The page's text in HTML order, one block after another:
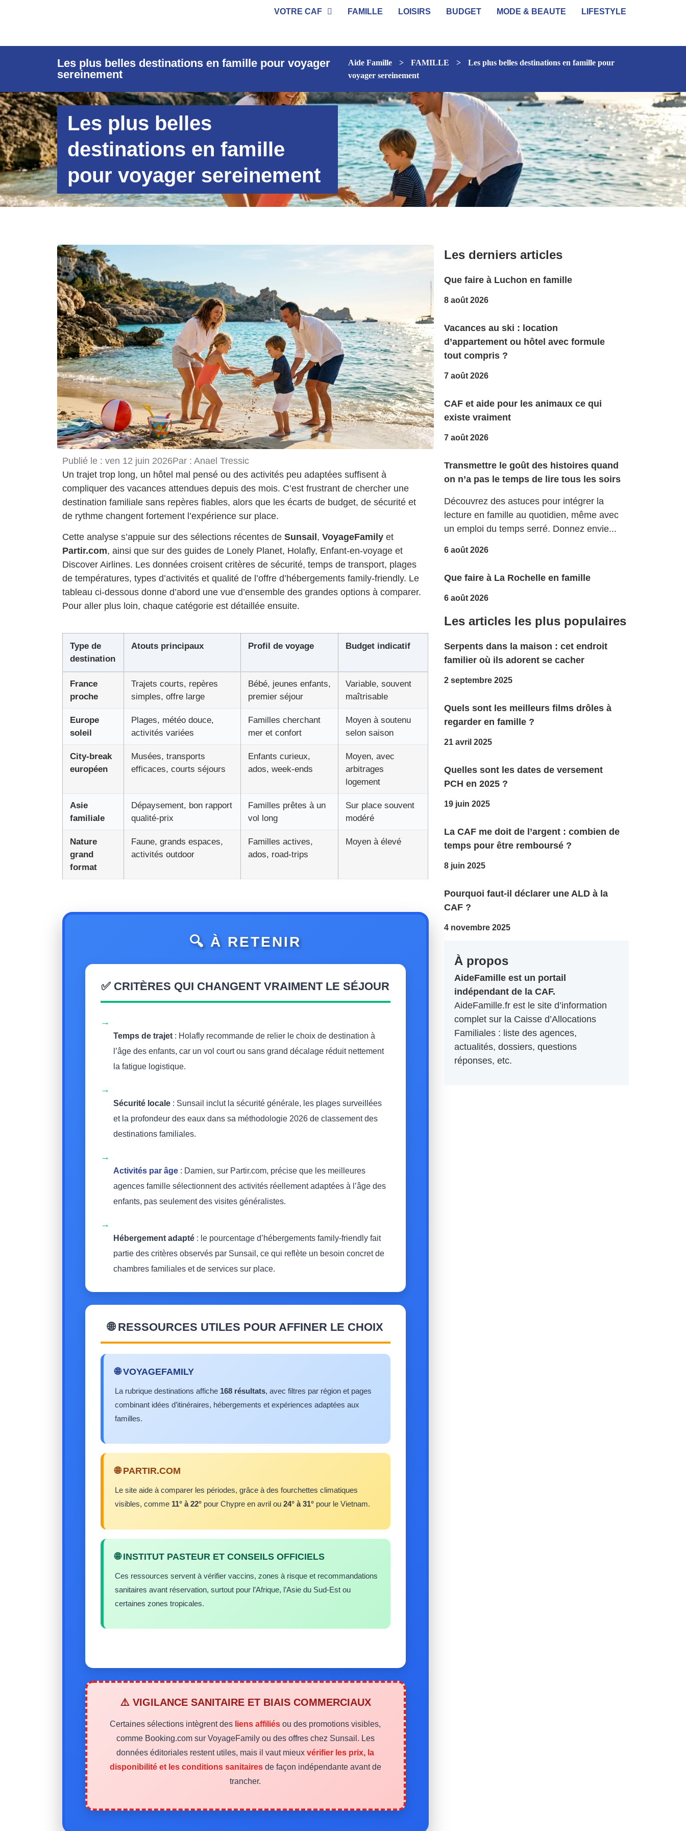
VOTRE CAF FAMILLE LOISIRS BUDGET MODE & BEAUTE LIFESTYLE
Les plus belles destinations en famille pour voyager
sereinement
Aide Famille > FAMILLE >
Les plus belles destinations en famille pour
voyager sereinement
Les plus belles
destinations en famille
pour voyager sereinement
Publié le : ven 12 juin 2026Par : Anael Tressic
Un trajet trop long, un hôtel mal pensé ou des activités peu adaptées suffisent à
compliquer des vacances attendues depuis des mois. C’est frustrant de chercher une
destination familiale sans repères fiables, alors que les écarts de budget, de sécurité et
de rythme changent fortement l’expérience sur place.
Cette analyse s’appuie sur des sélections récentes de Sunsail , VoyageFamily et
Partir.com, ainsi que sur des guides de Lonely Planet, Holafly, Enfant-en-voyage et
Discover Airlines. Les données croisent critères de sécurité, temps de transport, plages
de températures, types d’activités et qualité de l’offre d’hébergements family-friendly. Le
tableau ci-dessous donne d’abord une vue d’ensemble des grandes options à comparer.
Pour aller plus loin, chaque catégorie est détaillée ensuite.
Type de
destination
Atouts principaux Profil de voyage Budget indicatif
France
proche
Trajets courts, repères
simples, offre large
Bébé, jeunes enfants,
premier séjour
Variable, souvent
maîtrisable
Europe
soleil
Plages, météo douce,
activités variées
Familles cherchant
mer et confort
Moyen à soutenu
selon saison
City-break
européen
Musées, transports
efficaces, courts séjours
Enfants curieux,
ados, week-ends
Moyen, avec
arbitrages
logement
Asie
familiale
Dépaysement, bon rapport
qualité-prix
Familles prêtes à un
vol long
Sur place souvent
modéré
Nature
grand
format
Faune, grands espaces,
activités outdoor
Familles actives,
ados, road-trips
Moyen à élevé
🔍 À RETENIR
✅ CRITÈRES QUI CHANGENT VRAIMENT LE SÉJOUR
→
Temps de trajet : Holafly recommande de relier le choix de destination à
l’âge des enfants, car un vol court ou sans grand décalage réduit nettement
la fatigue logistique.
→
Sécurité locale : Sunsail inclut la sécurité générale, les plages surveillées
et la profondeur des eaux dans sa méthodologie 2026 de classement des
destinations familiales.
→
Activités par âge : Damien, sur Partir.com, précise que les meilleures
agences famille sélectionnent des activités réellement adaptées à l’âge des
enfants, pas seulement des visites généralistes.
→
Hébergement adapté : le pourcentage d’hébergements family-friendly fait
partie des critères observés par Sunsail, ce qui reflète un besoin concret de
chambres familiales et de services sur place.
🌐 RESSOURCES UTILES POUR AFFINER LE CHOIX
🌐 VOYAGEFAMILY
La rubrique destinations affiche 168 résultats, avec filtres par région et pages
combinant idées d’itinéraires, hébergements et expériences adaptées aux
familles.
🌐 PARTIR.COM
Le site aide à comparer les périodes, grâce à des fourchettes climatiques
visibles, comme 11° à 22° pour Chypre en avril ou 24° à 31° pour le Vietnam.
🌐 INSTITUT PASTEUR ET CONSEILS OFFICIELS
Ces ressources servent à vérifier vaccins, zones à risque et recommandations
sanitaires avant réservation, surtout pour l’Afrique, l’Asie du Sud-Est ou
certaines zones tropicales.
⚠️ VIGILANCE SANITAIRE ET BIAIS COMMERCIAUX
Certaines sélections intègrent des liens affiliés ou des promotions visibles,
comme Booking.com sur VoyageFamily ou des offres chez Sunsail. Les
données éditoriales restent utiles, mais il vaut mieuxvérifier les prix, la
disponibilité et les conditions sanitairesde façon indépendante avant de
trancher.
Les derniers articles
Que faire à Luchon en famille
8 août 2026
Vacances au ski : location
d’appartement ou hôtel avec formule
tout compris ?
7 août 2026
CAF et aide pour les animaux ce qui
existe vraiment
7 août 2026
Transmettre le goût des histoires quand
on n’a pas le temps de lire tous les soirs
Découvrez des astuces pour intégrer la
lecture en famille au quotidien, même avec
un emploi du temps serré. Donnez envie...
6 août 2026
Que faire à La Rochelle en famille
6 août 2026
Les articles les plus populaires
Serpents dans la maison : cet endroit
familier où ils adorent se cacher
2 septembre 2025
Quels sont les meilleurs films drôles à
regarder en famille ?
21 avril 2025
Quelles sont les dates de versement
PCH en 2025 ?
19 juin 2025
La CAF me doit de l’argent : combien de
temps pour être remboursé ?
8 juin 2025
Pourquoi faut-il déclarer une ALD à la
CAF ?
4 novembre 2025
À propos
AideFamille est un portail
indépendant de la CAF.
AideFamille.fr est le site d’information
complet sur la Caisse d’Allocations
Familiales : liste des agences,
actualités, dossiers, questions
réponses, etc.